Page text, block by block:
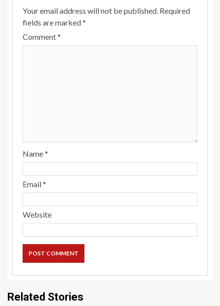
Your email address will not be published. Required
fields are marked*
Comment*
Name*
Email*
Website
Related Stories